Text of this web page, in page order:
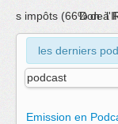
Emissions
News
Vidéo
Don à Radio Arc
les derniers
podcast
Emission en